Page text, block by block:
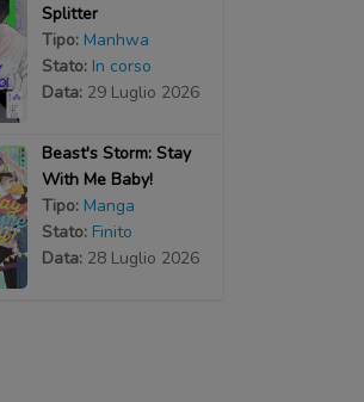
Splitter
Tipo: Manhwa
Stato: In corso
Data: 29 Luglio 2026
Beast's Storm: Stay
With Me Baby!
Tipo: Manga
Stato: Finito
Data: 28 Luglio 2026